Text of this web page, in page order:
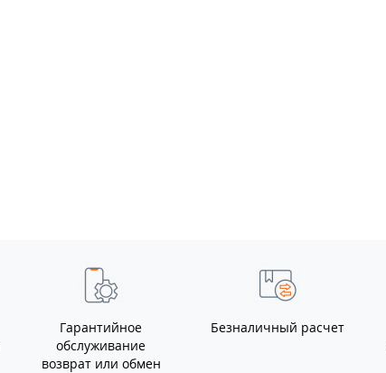
Гарантийное
обслуживание
возврат или обмен
Безналичный расчет